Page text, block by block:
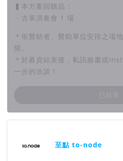
本次音樂會將匯聚台灣不同領域、
古典薰陶的胡惟捷與製作人楊子鋒
箏樂演奏家姜采希的最新創作，揚
古箏音樂的新世代面容與對話的嶄
在貴公司內部或指定場域進行為時
悠揚旋律的同時，也豐富企業文化
至點 to-node
▍本方案回饋品：
・古箏演奏會 1 場
＊依贊助者、贊助單位安排之場
限。
＊於募資結束後，私訊臉書或
一步的洽談！